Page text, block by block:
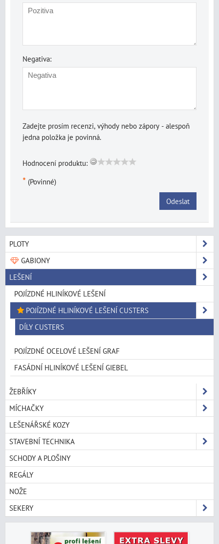
Negativa:
Zadejte prosím recenzi, výhody nebo zápory - alespoň
jedna položka je povinná.
Hodnocení produktu:
* (Povinné)
Odeslat
PLOTY
GABIONY
LEŠENÍ
POJÍZDNÉ HLINÍKOVÉ LEŠENÍ
POJÍZDNÉ HLINÍKOVÉ LEŠENÍ CUSTERS
DÍLY CUSTERS
POJÍZDNÉ OCELOVÉ LEŠENÍ GRAF
FASÁDNÍ HLINÍKOVÉ LEŠENÍ GIEBEL
ŽEBŘÍKY
MÍCHAČKY
LEŠENÁŘSKÉ KOZY
STAVEBNÍ TECHNIKA
SCHODY A PLOŠINY
REGÁLY
NOŽE
SEKERY